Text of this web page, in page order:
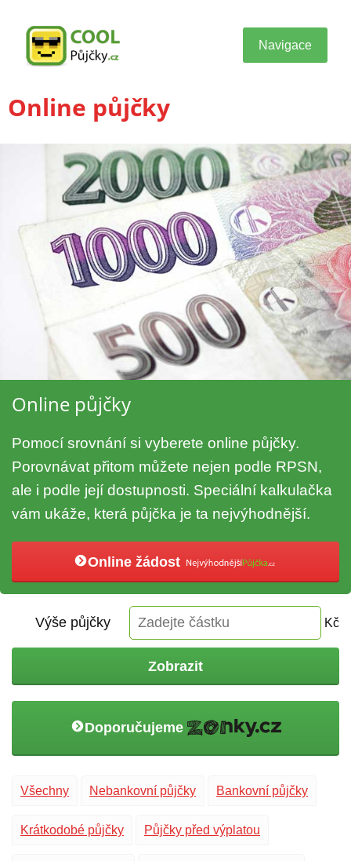
Navigace
Online půjčky
Online půjčky
Pomocí srovnání si vyberete online půjčky.
Porovnávat přitom můžete nejen podle RPSN,
ale i podle její dostupnosti. Speciální kalkulačka
vám ukáže, která půjčka je ta nejvýhodnější.
Online žádost
Výše půjčky Kč
Zobrazit
Doporučujeme
Všechny Nebankovní půjčky Bankovní půjčky
Krátkodobé půjčky Půjčky před výplatou